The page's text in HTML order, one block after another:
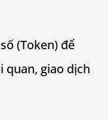
(Token) để
quan, giao dịch